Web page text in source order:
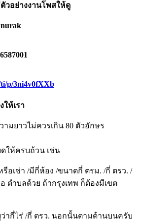
วอย่างงานโพสให้ดู
p/3ni4v0fXXb
ให้เรา
มยาวไม่ควรเกิน 80 ตัวอักษร
ดให้ครบถ้วน เช่น
อเช่า /มีกี่ห้อง /ขนาดกี่ ตรม. /กี่ ตรว. /
ตำบลด้วย ถ้ากรุงเทพ ก็ต้องมีเขต
ากี่ไร่ /กี่ ตรว. นอกนั้นตามด้านบนครับ